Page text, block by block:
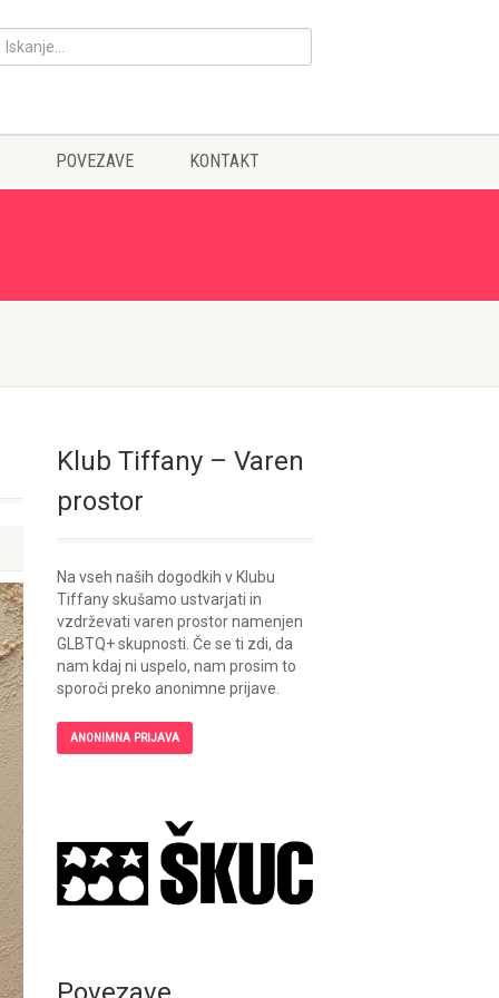
POVEZAVE KONTAKT
Klub Tiffany – Varen
prostor
Na vseh naših dogodkih v Klubu
Tiffany skušamo ustvarjati in
vzdrževati varen prostor namenjen
GLBTQ+ skupnosti. Če se ti zdi, da
nam kdaj ni uspelo, nam prosim to
sporoči preko anonimne prijave.
ANONIMNA PRIJAVA